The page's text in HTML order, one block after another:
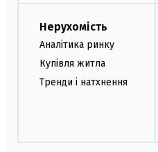
Нерухомість
Аналітика ринку
Купівля житла
Тренди і натхнення